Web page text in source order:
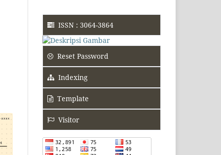
ISSN : 3064-3864
Reset Password
Indexing
Template
Visitor